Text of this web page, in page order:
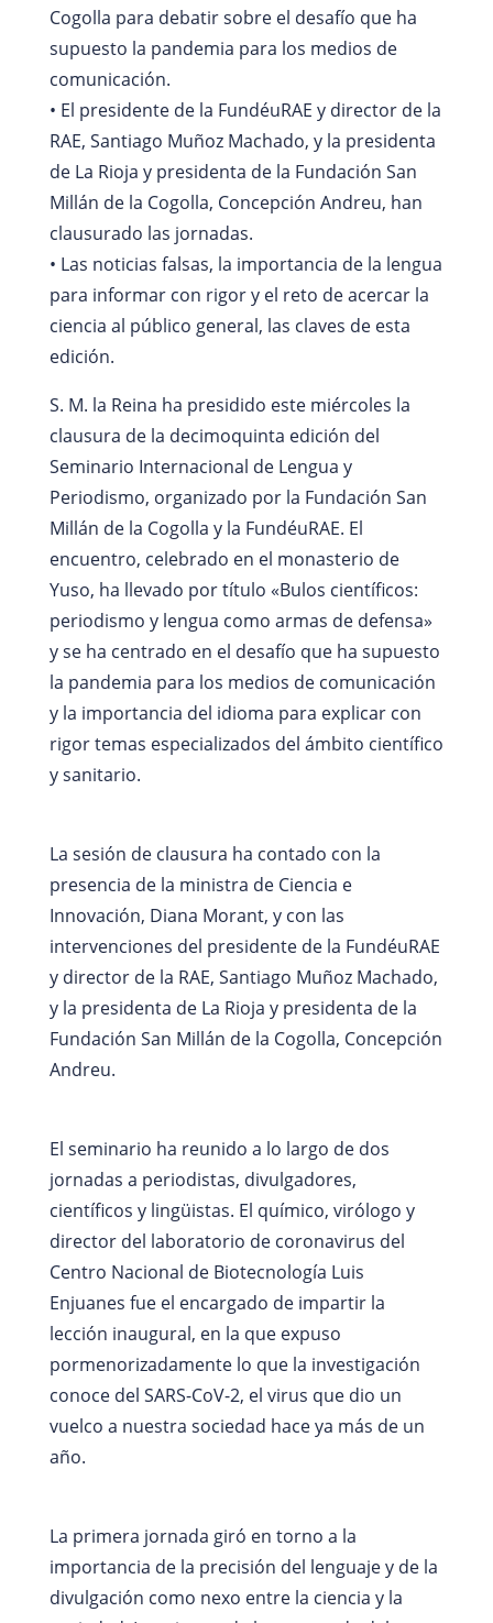
Cogolla para debatir sobre el desafío que ha
supuesto la pandemia para los medios de
comunicación.
• El presidente de la FundéuRAE y director de la
RAE, Santiago Muñoz Machado, y la presidenta
de La Rioja y presidenta de la Fundación San
Millán de la Cogolla, Concepción Andreu, han
clausurado las jornadas.
• Las noticias falsas, la importancia de la lengua
para informar con rigor y el reto de acercar la
ciencia al público general, las claves de esta
edición.
S. M. la Reina ha presidido este miércoles la
clausura de la decimoquinta edición del
Seminario Internacional de Lengua y
Periodismo, organizado por la Fundación San
Millán de la Cogolla y la FundéuRAE. El
encuentro, celebrado en el monasterio de
Yuso, ha llevado por título «Bulos científicos:
periodismo y lengua como armas de defensa»
y se ha centrado en el desafío que ha supuesto
la pandemia para los medios de comunicación
y la importancia del idioma para explicar con
rigor temas especializados del ámbito científico
y sanitario.
La sesión de clausura ha contado con la
presencia de la ministra de Ciencia e
Innovación, Diana Morant, y con las
intervenciones del presidente de la FundéuRAE
y director de la RAE, Santiago Muñoz Machado,
y la presidenta de La Rioja y presidenta de la
Fundación San Millán de la Cogolla, Concepción
Andreu.
El seminario ha reunido a lo largo de dos
jornadas a periodistas, divulgadores,
científicos y lingüistas. El químico, virólogo y
director del laboratorio de coronavirus del
Centro Nacional de Biotecnología Luis
Enjuanes fue el encargado de impartir la
lección inaugural, en la que expuso
pormenorizadamente lo que la investigación
conoce del SARS-CoV-2, el virus que dio un
vuelco a nuestra sociedad hace ya más de un
año.
La primera jornada giró en torno a la
importancia de la precisión del lenguaje y de la
divulgación como nexo entre la ciencia y la